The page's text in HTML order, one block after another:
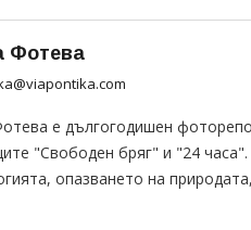
Фотева
е дългогодишен
"Свободен бряг" и "24
опазването на